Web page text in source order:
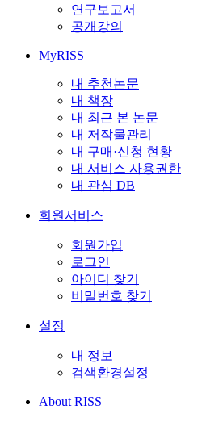
연구보고서
공개강의
MyRISS
내 추천논문
내 책장
내 최근 본 논문
내 저작물관리
내 구매·신청 현황
내 서비스 사용권한
내 관심 DB
회원서비스
회원가입
로그인
아이디 찾기
비밀번호 찾기
설정
내 정보
검색환경설정
About RISS